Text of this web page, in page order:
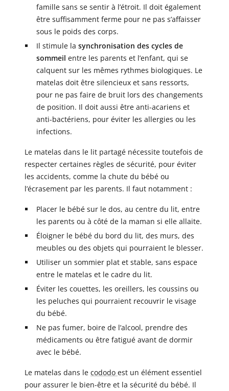
famille sans se sentir à l’étroit. Il doit également
être suffisamment ferme pour ne pas s’affaisser
sous le poids des corps.
Il stimule la synchronisation des cycles de
sommeil entre les parents et l’enfant, qui se
calquent sur les mêmes rythmes biologiques. Le
matelas doit être silencieux et sans ressorts,
pour ne pas faire de bruit lors des changements
de position. Il doit aussi être anti-acariens et
anti-bactériens, pour éviter les allergies ou les
infections.
Le matelas dans le lit partagé nécessite toutefois de
respecter certaines règles de sécurité, pour éviter
les accidents, comme la chute du bébé ou
l’écrasement par les parents. Il faut notamment :
Placer le bébé sur le dos, au centre du lit, entre
les parents ou à côté de la maman si elle allaite.
Éloigner le bébé du bord du lit, des murs, des
meubles ou des objets qui pourraient le blesser.
Utiliser un sommier plat et stable, sans espace
entre le matelas et le cadre du lit.
Éviter les couettes, les oreillers, les coussins ou
les peluches qui pourraient recouvrir le visage
du bébé.
Ne pas fumer, boire de l’alcool, prendre des
médicaments ou être fatigué avant de dormir
avec le bébé.
Le matelas dans le cododo est un élément essentiel
pour assurer le bien-être et la sécurité du bébé. Il